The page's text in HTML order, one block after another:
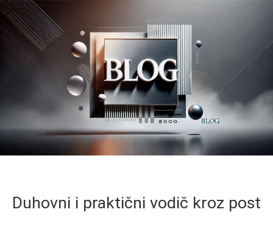
Duhovni i praktični vodič kroz post